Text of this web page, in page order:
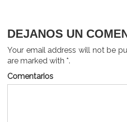
DEJANOS UN
Your email address will not be
are marked with *.
Comentarios